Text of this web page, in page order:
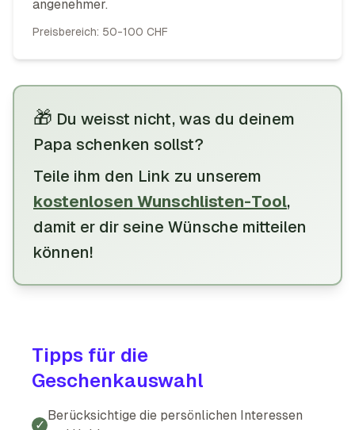
angenehmer.
Preisbereich: 50-100 CHF
🎁 Du weisst nicht, was du deinem
Papa schenken sollst?
Teile ihm den Link zu unserem
kostenlosen Wunschlisten-Tool,
damit er dir seine Wünsche mitteilen
können!
Tipps für die
Geschenkauswahl
✓
Berücksichtige die persönlichen Interessen